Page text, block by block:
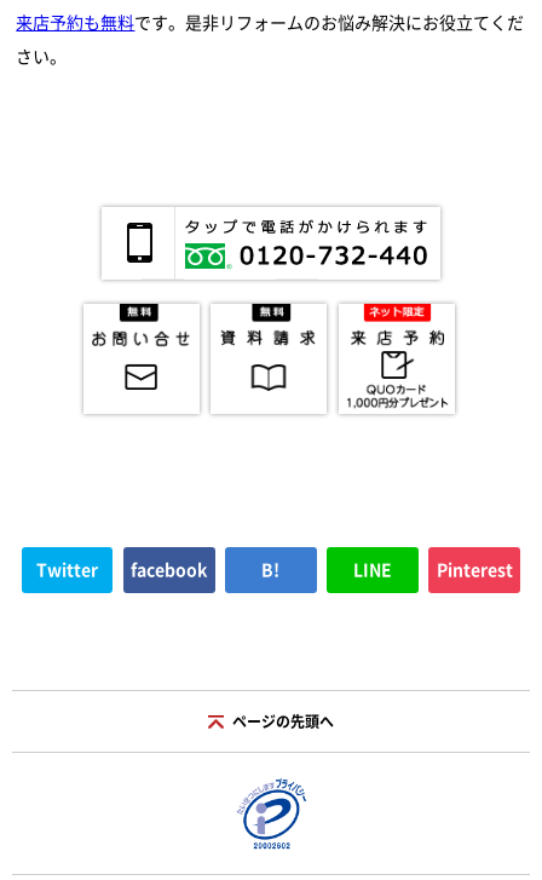
来店予約も無料です。是非リフォームのお悩み解決にお役立てくだ
さい。
Twitter facebook B! LINE Pinterest
ページの先頭へ